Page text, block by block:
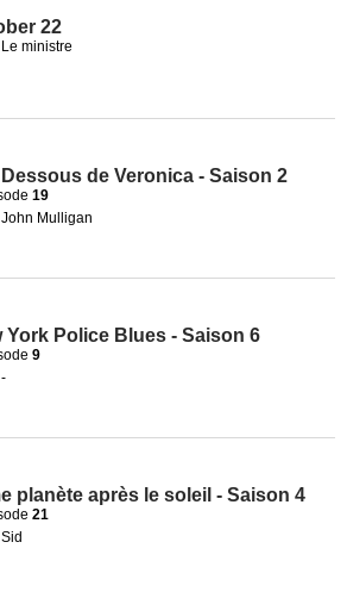
22
ministre
Dessous de Veronica - Saison 2
19
Mulligan
York Police Blues - Saison 6
9
planète après le soleil - Saison 4
21